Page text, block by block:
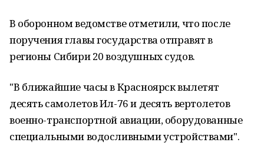
В оборонном ведомстве отметили, что после
поручения главы государства отправят в
регионы Сибири 20 воздушных судов.
"В ближайшие часы в Красноярск вылетят
десять самолетов Ил-76 и десять вертолетов
военно-транспортной авиации, оборудованные
специальными водосливными устройствами".